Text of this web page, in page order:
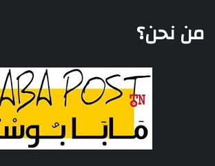
من نحن؟